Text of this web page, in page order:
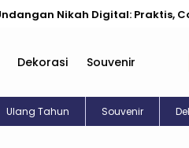
Nikah Digital: Praktis, Cantik, &
Dekorasi Souvenir
Ulang Tahun Souvenir